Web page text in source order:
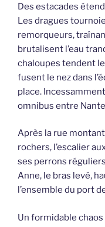
Des estacades
Les dragues
remorqueurs,
brutalisent l’eau
chaloupes tendent
fusent le nez dans
place.
omnibus entre
Après la rue
rochers, l’escalier
ses perrons
Anne, le bras levé,
l’ensemble du port
Un formidable